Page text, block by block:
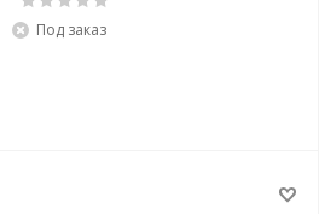
Под заказ